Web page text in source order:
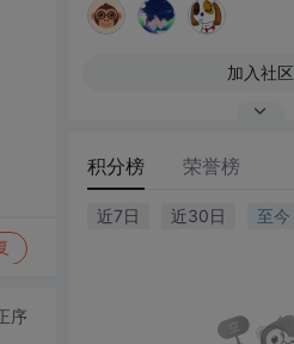
序
加入社区
积分榜 荣誉榜
近7日 近30日 至今